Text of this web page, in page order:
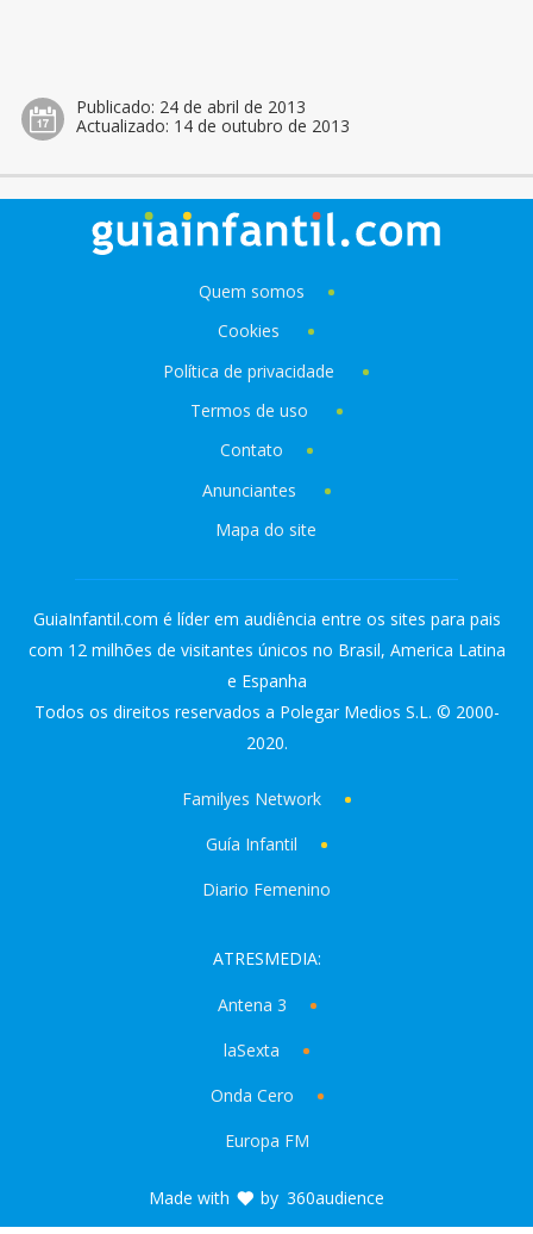
Publicado: 24 de abril de 2013
Actualizado: 14 de outubro de 2013
Quem somos
Cookies
Política de privacidade
Termos de uso
Contato
Anunciantes
Mapa do site
GuiaInfantil.com é líder em audiência entre os sites para pais
com 12 milhões de visitantes únicos no Brasil, America Latina
e Espanha
Todos os direitos reservados a Polegar Medios S.L. © 2000-
2020.
Familyes Network
Guía Infantil
Diario Femenino
ATRESMEDIA:
Antena 3
laSexta
Onda Cero
Europa FM
Made with by 360audience